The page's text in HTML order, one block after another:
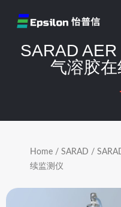
SARAD
气溶胶
Home / SARAD /
续监测仪